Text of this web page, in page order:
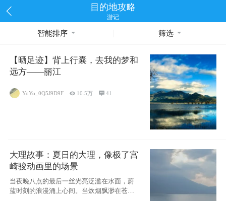
目的地攻略
游记
智能排序 筛选
【晒足迹】背上行囊，去我的梦和
远方——丽江
YoYo_0Q5J9D9F  10.5万 41
大理故事：夏日的大理，像极了宫
崎骏动画里的场景
当夜晚八点的最后一丝光亮泛滥在水面，蔚
蓝时刻的浪漫涌上心间。当炊烟飘渺在苍山